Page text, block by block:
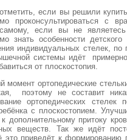
если вы решили
проконсультироваться с
если вы не
знать особенности
индивидуальных стелек,
системы идёт
от плоскостопия.
момент ортопедические
поэтому не составит
ортопедических
с плоскостопием.
к дополнительному притоку
веществ. Так же идёт
это приведёт к формированию